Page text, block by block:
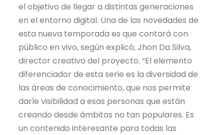
el objetivo de llegar a distintas generaciones
en el entorno digital. Una de las novedades de
esta nueva temporada es que contará con
público en vivo, según explicó, Jhon Da Silva,
director creativo del proyecto. “El elemento
diferenciador de esta serie es la diversidad de
las áreas de conocimiento, que nos permite
darle visibilidad a esas personas que están
creando desde ámbitos no tan populares. Es
un contenido interesante para todas las